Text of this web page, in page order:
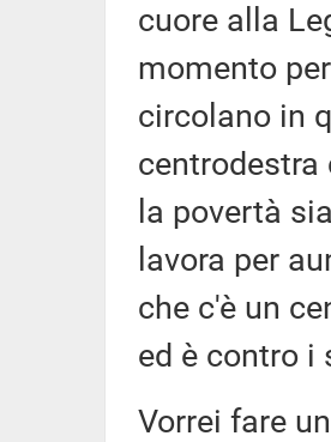
cuore alla
momento
circolano in
centrodestra
la povertà
lavora per
che c'è un
ed è contro i
Vorrei fare